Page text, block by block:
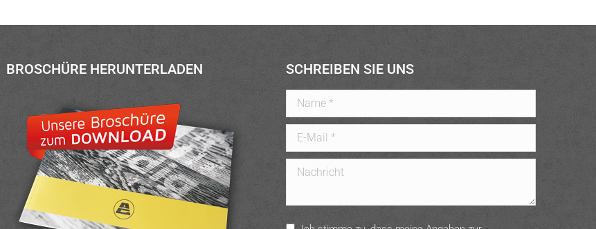
BROSCHÜRE HERUNTERLADEN SCHREIBEN SIE UNS
Name *
E-Mail *
Nachricht